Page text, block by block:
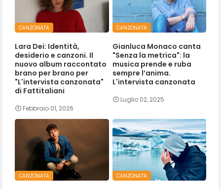
CANZONATA
Lara Dei: Identità,
desiderio e canzoni. Il
nuovo album raccontato
brano per brano per
"L'intervista canzonata"
di Fattitaliani
Febbraio 01, 2026
CANZONATA
Gianluca Monaco canta
"Senza la metrica": la
musica prende e ruba
sempre l’anima.
L'intervista canzonata
Luglio 02, 2025
CANZONATA CANZONATA